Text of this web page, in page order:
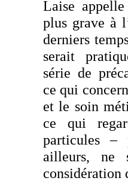
Laise
plus grave à
derniers
serait
série de
ce qui
et le soin
ce qui
particules –
ailleurs, ne
considération